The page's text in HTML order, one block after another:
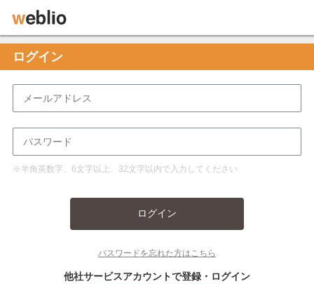
ログイン
※半角英数字、6文字以上、32文字以内で入力してください
ログイン
パスワードを忘れた方はこちら
他社サービスアカウントで登録・ログイン